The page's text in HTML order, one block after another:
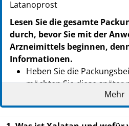
Latanoprost
Lesen Sie die gesamte
durch, bevor Sie mit der
Arzneimittels beginnen,
Informationen.
Heben Sie die
möchten Sie diese später
Wenn Sie weitere Fragen
an Ihren Arzt, den Arzt,
Mehr